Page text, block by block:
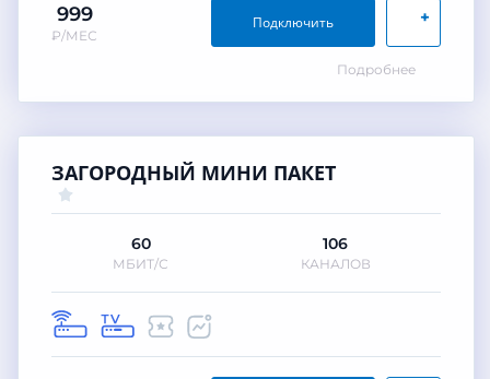
999
₽/МЕС
+
Подключить
Подробнее
ЗАГОРОДНЫЙ МИНИ ПАКЕТ
60
МБИТ/С
106
КАНАЛОВ